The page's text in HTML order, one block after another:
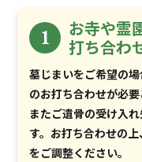
1
お寺や霊
打ち合わ
墓じまいをご希望の
のお打ち合わせが必要
またご遺骨の受け入
す。お打ち合わせの
をご調整ください。